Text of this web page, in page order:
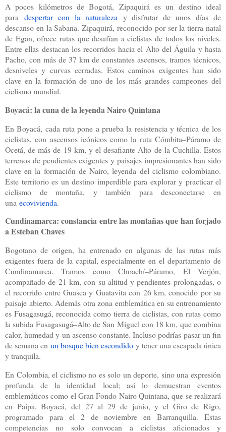
A pocos kilómetros de Bogotá, Zipaquirá es un destino ideal
para despertar con la naturaleza y disfrutar de unos días de
descanso en la Sabana. Zipaquirá, reconocido por ser la tierra natal
de Egan, ofrece rutas que desafían a ciclistas de todos los niveles.
Entre ellas destacan los recorridos hacia el Alto del Águila y hasta
Pacho, con más de 37 km de constantes ascensos, tramos técnicos,
desniveles y curvas cerradas. Estos caminos exigentes han sido
clave en la formación de uno de los más grandes campeones del
ciclismo mundial.
Boyacá: la cuna de la leyenda Nairo Quintana
En Boyacá, cada ruta pone a prueba la resistencia y técnica de los
ciclistas, con ascensos icónicos como la ruta Cómbita–Páramo de
Ocetá, de más de 19 km, y el desafiante Alto de la Cuchilla. Estos
terrenos de pendientes exigentes y paisajes impresionantes han sido
clave en la formación de Nairo, leyenda del ciclismo colombiano.
Este territorio es un destino imperdible para explorar y practicar el
ciclismo de montaña, y también para desconectarse en
una ecovivienda.
Cundinamarca: constancia entre las montañas que han forjado
a Esteban Chaves
Bogotano de origen, ha entrenado en algunas de las rutas más
exigentes fuera de la capital, especialmente en el departamento de
Cundinamarca. Tramos como Choachí–Páramo, El Verjón,
acompañado de 21 km, con su altitud y pendientes prolongadas, o
el recorrido entre Guasca y Guatavita con 26 km, conocido por su
paisaje abierto. Además otra zona emblemática en su entrenamiento
es Fusagasugá, reconocida como tierra de ciclistas, con rutas como
la subida Fusagasugá–Alto de San Miguel con 18 km, que combina
calor, humedad y un ascenso constante. Incluso podrías pasar un fin
de semana en un bosque bien escondido y tener una escapada única
y tranquila.
En Colombia, el ciclismo no es solo un deporte, sino una expresión
profunda de la identidad local; así lo demuestran eventos
emblemáticos como el Gran Fondo Nairo Quintana, que se realizará
en Paipa, Boyacá, del 27 al 29 de junio, y el Giro de Rigo,
programado para el 2 de noviembre en Barranquilla. Estas
competencias no solo convocan a ciclistas aficionados y